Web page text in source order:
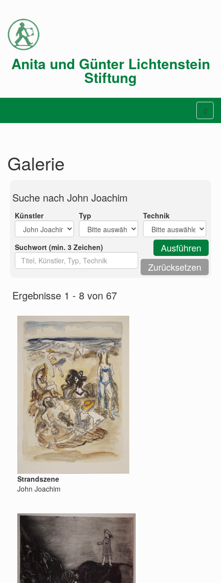
Anita und Günter Lichtenstein
Stiftung
Galerie
Suche nach John Joachim
Künstler Typ Technik
Suchwort (min. 3 Zeichen)
Ergebnisse 1 - 8 von 67
Strandszene
John Joachim